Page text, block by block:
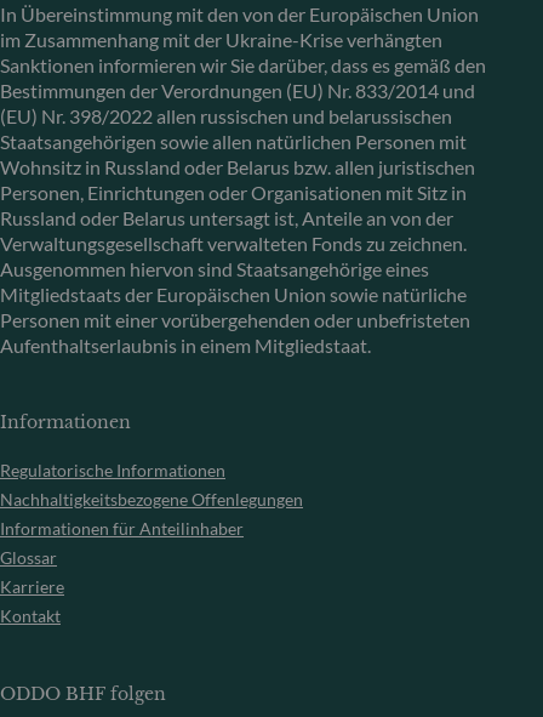
In Übereinstimmung mit den von der Europäischen Union
im Zusammenhang mit der Ukraine-Krise verhängten
Sanktionen informieren wir Sie darüber, dass es gemäß den
Bestimmungen der Verordnungen (EU) Nr. 833/2014 und
(EU) Nr. 398/2022 allen russischen und belarussischen
Staatsangehörigen sowie allen natürlichen Personen mit
Wohnsitz in Russland oder Belarus bzw. allen juristischen
Personen, Einrichtungen oder Organisationen mit Sitz in
Russland oder Belarus untersagt ist, Anteile an von der
Verwaltungsgesellschaft verwalteten Fonds zu zeichnen.
Ausgenommen hiervon sind Staatsangehörige eines
Mitgliedstaats der Europäischen Union sowie natürliche
Personen mit einer vorübergehenden oder unbefristeten
Aufenthaltserlaubnis in einem Mitgliedstaat.
Informationen
Regulatorische Informationen
Nachhaltigkeitsbezogene Offenlegungen
Informationen für Anteilinhaber
Glossar
Karriere
Kontakt
ODDO BHF folgen